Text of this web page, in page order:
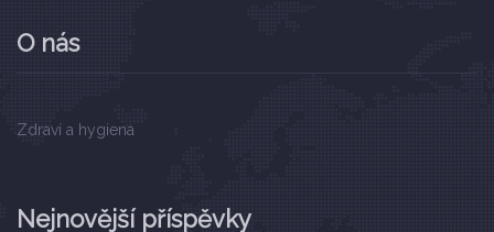
O nás
Zdraví a hygiena
Nejnovější příspěvky